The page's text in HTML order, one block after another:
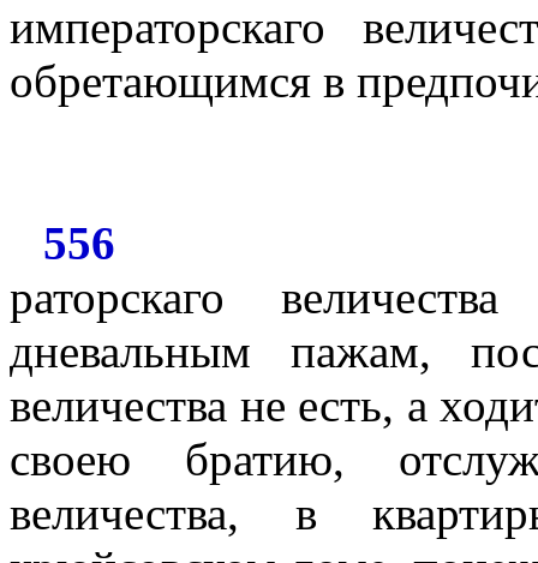
императорскаго
обретающимся в
556
раторскаго
дневальным пажам,
величества не есть, а
своею братию,
величества, в